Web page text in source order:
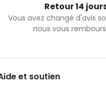
Retour 14
Vous avez changé d'avis
nous vous
et soutien